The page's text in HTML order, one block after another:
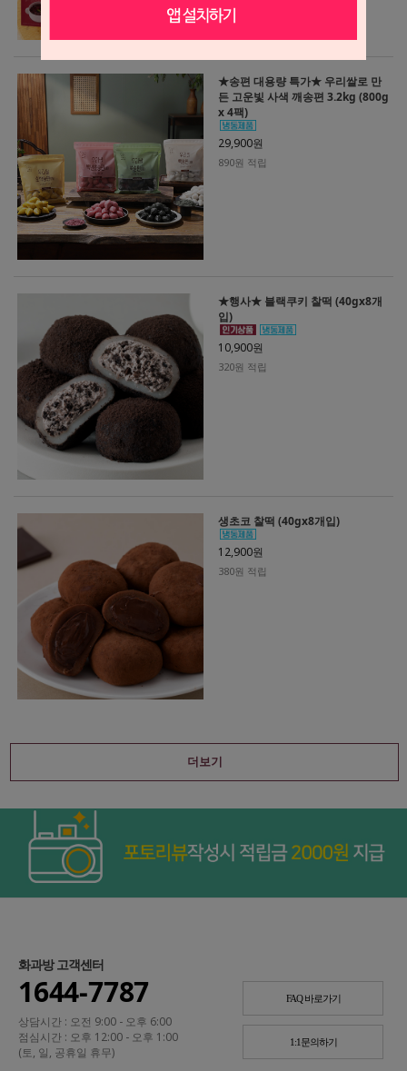
★송편 대용량 특가★ 우리쌀로 만
든 고운빛 사색 깨송편 3.2kg (800g
x 4팩)
29,900원
890원 적립
★행사★ 블랙쿠키 찰떡 (40gx8개
입)
10,900원
320원 적립
생초코 찰떡 (40gx8개입)
12,900원
380원 적립
더보기
화과방 고객센터
1644-7787
상담시간 : 오전 9:00 - 오후 6:00
점심시간 : 오후 12:00 - 오후 1:00
(토, 일, 공휴일 휴무)
FAQ 바로가기
1:1문의하기